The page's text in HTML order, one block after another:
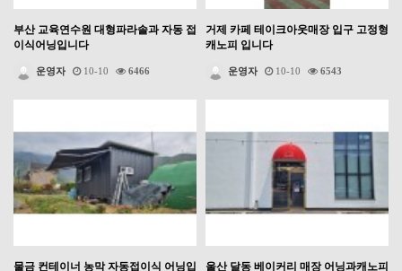
부산 교육연수원 대형파라솔과 자동 접
이식어닝입니다
운영자 10-10 6466
거제 카페 테이크아웃매장 입구 고정형
캐노피 입니다
운영자 10-10 6543
물금 컨테이너 농막 자동접이식 어닝입
울산 달동 베이커리 매장 어닝과캐노피